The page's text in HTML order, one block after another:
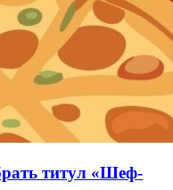
титул «Шеф-